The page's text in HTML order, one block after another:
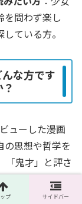
を問わず楽し
ている方。
な方です
ューした漫画
の思想や哲学を
「鬼才」と評さ
こと自体より
現する手段とし
プ サイドバー